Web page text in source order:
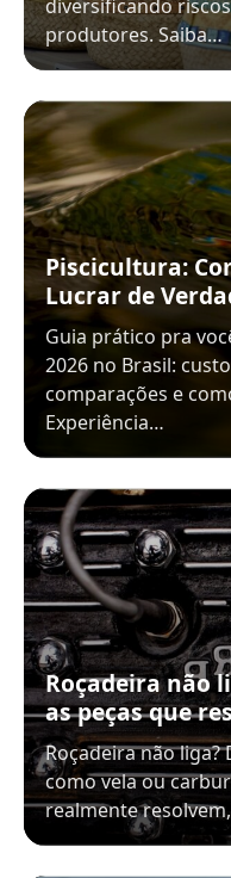
diversificando
produtores. Saiba…
Piscicultura:
Lucrar de
Guia prático pra
2026 no Brasil:
comparações e
Experiência…
Roçadeira não
as peças que
Roçadeira não liga?
como vela ou
realmente